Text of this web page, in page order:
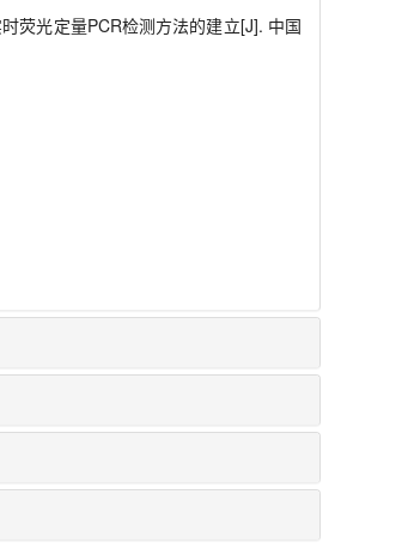
荧光定量PCR检测方法的建立[J]. 中国